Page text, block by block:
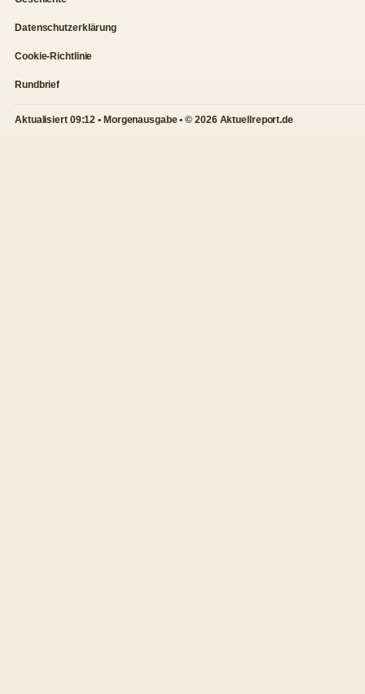
Datenschutzerklärung
Cookie-Richtlinie
Rundbrief
Aktualisiert 09:12 • Morgenausgabe • © 2026 Aktuellreport.de